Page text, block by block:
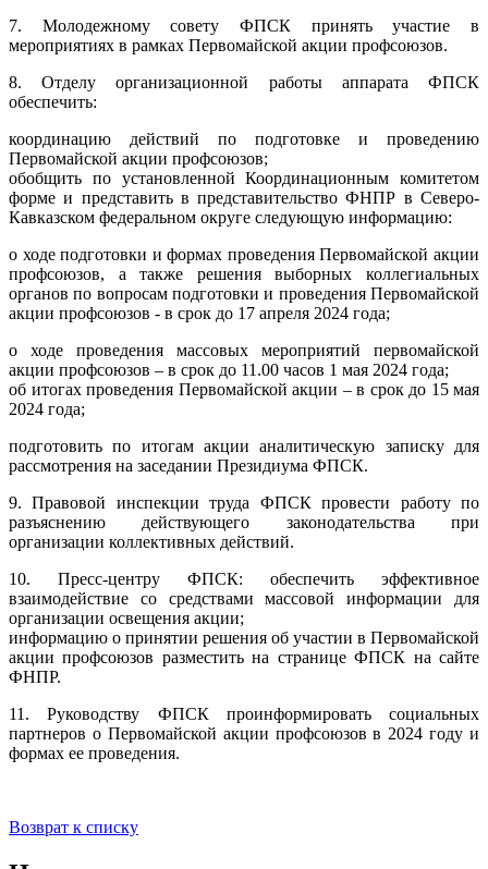
7. Молодежному совету ФПСК принять участие в
мероприятиях в рамках Первомайской акции профсоюзов.
8. Отделу организационной работы аппарата ФПСК
обеспечить:
координацию действий по подготовке и проведению
Первомайской акции профсоюзов;
обобщить по установленной Координационным комитетом
форме и представить в представительство ФНПР в Северо-
Кавказском федеральном округе следующую информацию:
о ходе подготовки и формах проведения Первомайской акции
профсоюзов, а также решения выборных коллегиальных
органов по вопросам подготовки и проведения Первомайской
акции профсоюзов - в срок до 17 апреля 2024 года;
о ходе проведения массовых мероприятий первомайской
акции профсоюзов – в срок до 11.00 часов 1 мая 2024 года;
об итогах проведения Первомайской акции – в срок до 15 мая
2024 года;
подготовить по итогам акции аналитическую записку для
рассмотрения на заседании Президиума ФПСК.
9. Правовой инспекции труда ФПСК провести работу по
разъяснению действующего законодательства при
организации коллективных действий.
10. Пресс-центру ФПСК: обеспечить эффективное
взаимодействие со средствами массовой информации для
организации освещения акции;
информацию о принятии решения об участии в Первомайской
акции профсоюзов разместить на странице ФПСК на сайте
ФНПР.
11. Руководству ФПСК проинформировать социальных
партнеров о Первомайской акции профсоюзов в 2024 году и
формах ее проведения.
Возврат к списку